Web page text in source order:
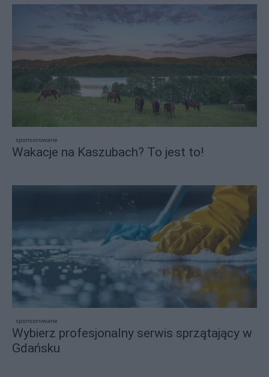
sponsorowane
Wakacje na Kaszubach? To jest to!
sponsorowane
Wybierz profesjonalny serwis sprzątający w
Gdańsku